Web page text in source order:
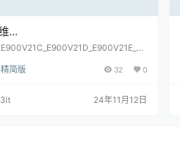
免拆卡刷固件包(亲
包(亲测)_20240606_213149
简版 32 0
24年11月12日